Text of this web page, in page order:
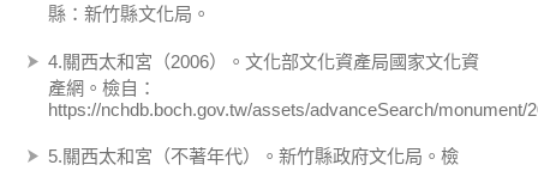
縣：新竹縣文化局。
4.關西太和宮（2006）。文化部文化資產局國家文化資
產網。檢自：
https://nchdb.boch.gov.tw/assets/advanceSearch/monument/
5.關西太和宮（不著年代）。新竹縣政府文化局。檢